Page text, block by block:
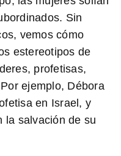
Sin
vemos cómo
estereotipos de
profetisas,
ejemplo, Débora
en Israel, y
la salvación de su